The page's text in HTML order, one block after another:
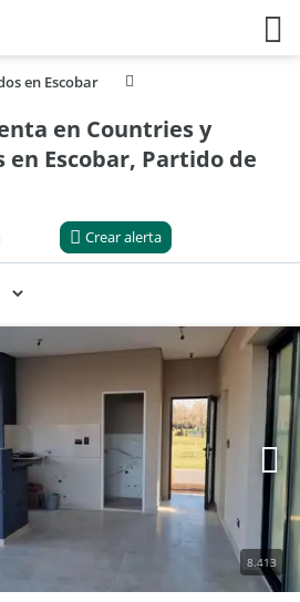
en Escobar
en Countries y
en Escobar, Partido de
Crear alerta
8.413